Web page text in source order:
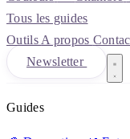
Tous les guides
Outils A propos
Newsletter
Guides